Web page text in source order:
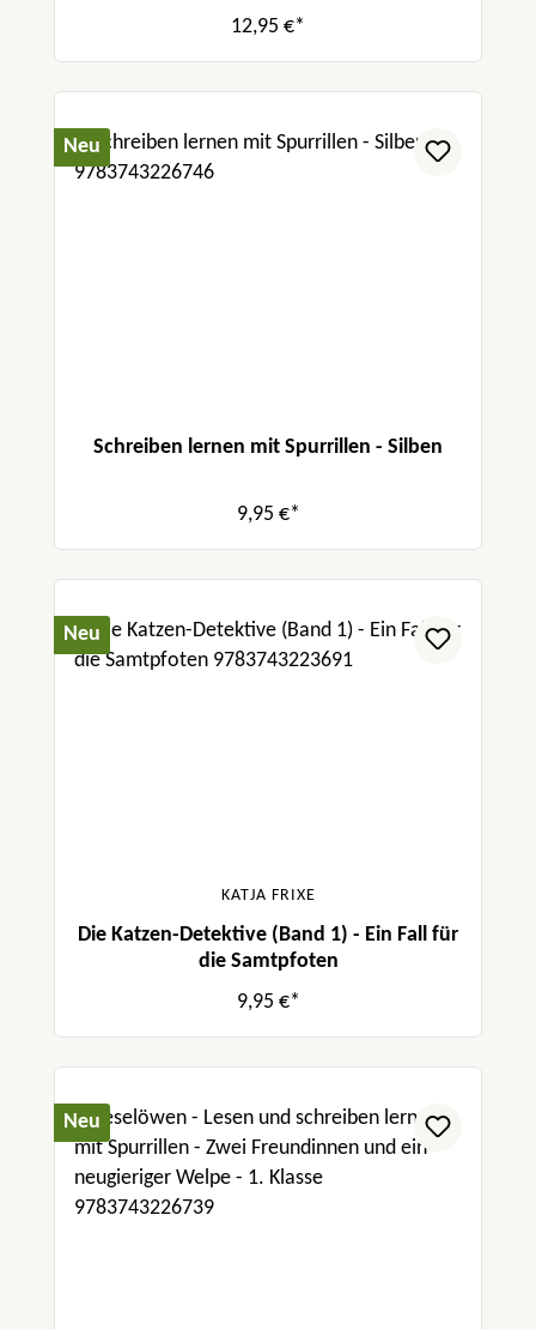
12,95 €*
Neu
Schreiben lernen mit Spurrillen - Silben
9,95 €*
Neu
KATJA FRIXE
Die Katzen-Detektive (Band 1) - Ein Fall für
die Samtpfoten
9,95 €*
Neu